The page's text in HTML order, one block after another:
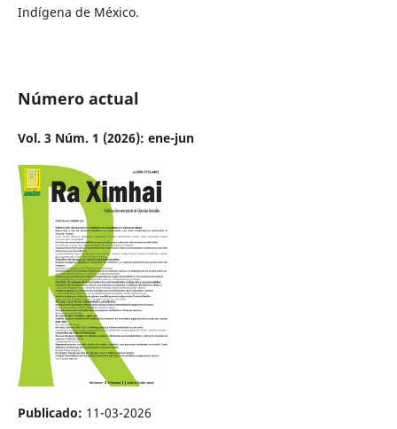
Indígena de México.
Número actual
Vol. 3 Núm. 1 (2026): ene-jun
Publicado: 11-03-2026